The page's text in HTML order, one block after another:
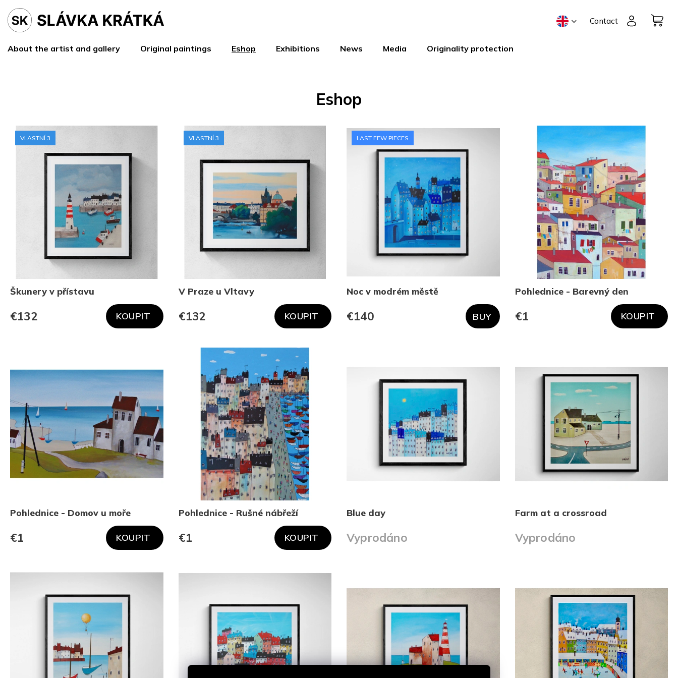
content
Contact
About the artist and gallery Original paintings Eshop Exhibitions News Media Originality protection
Eshop
VLASTNÍ 3
Škunery v přístavu
€132
VLASTNÍ 3
V Praze u Vltavy
€132
LAST FEW PIECES
Noc v modrém městě
€140
Pohlednice - Barevný den
€1
Pohlednice - Domov u moře
€1
Pohlednice - Rušné nábřeží
€1
Blue day
Vyprodáno
Farm at a crossroad
Vyprodáno